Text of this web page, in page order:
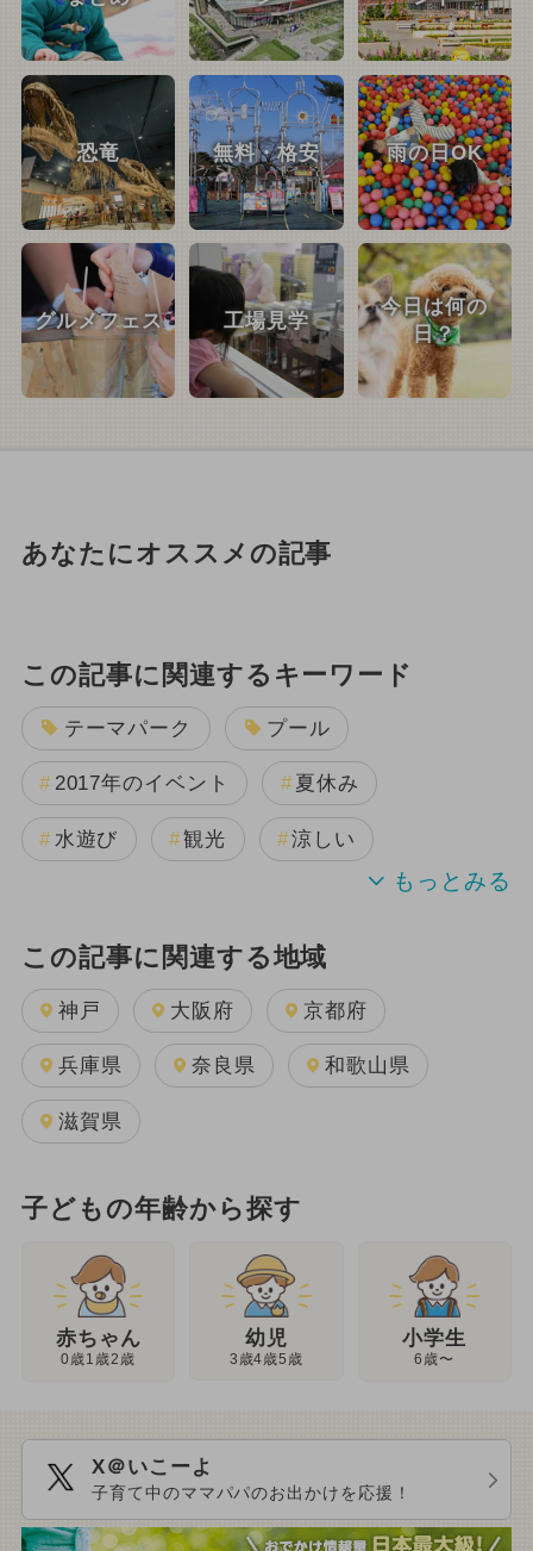
恐竜 無料・格安 雨の日OK
グルメフェス 工場見学
今日は何の
日？
あなたにオススメの記事
この記事に関連するキーワード
テーマパーク プール
2017年のイベント 夏休み
水遊び 観光 涼しい
この記事に関連する地域
神戸 大阪府 京都府
兵庫県 奈良県 和歌山県
滋賀県
子どもの年齢から探す
赤ちゃん
0歳1歳2歳
幼児
3歳4歳5歳
小学生
6歳〜
X＠いこーよ
子育て中のママパパのお出かけを応援！